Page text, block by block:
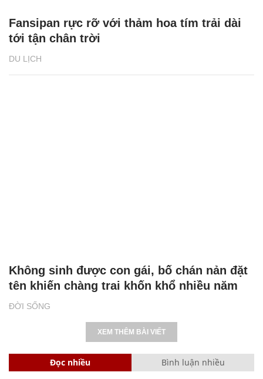
DU LỊCH
Fansipan rực rỡ với thảm hoa tím trải dài
tới tận chân trời
ĐỜI SỐNG
Không sinh được con gái, bố chán nản đặt
tên khiến chàng trai khốn khổ nhiều năm
XEM THÊM BÀI VIẾT
Đọc nhiều Bình luận nhiều